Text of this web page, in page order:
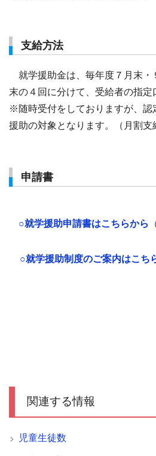
支給方法
就学援助金は、毎年度７月末・
末の４回に分けて、受給者の指定
※随時受付をしておりますが、認
援助の対象となります。（月割支
申請書
○就学援助申請書はこちらから
○就学援助制度のご案内はこち
関連する情報
児童生徒数